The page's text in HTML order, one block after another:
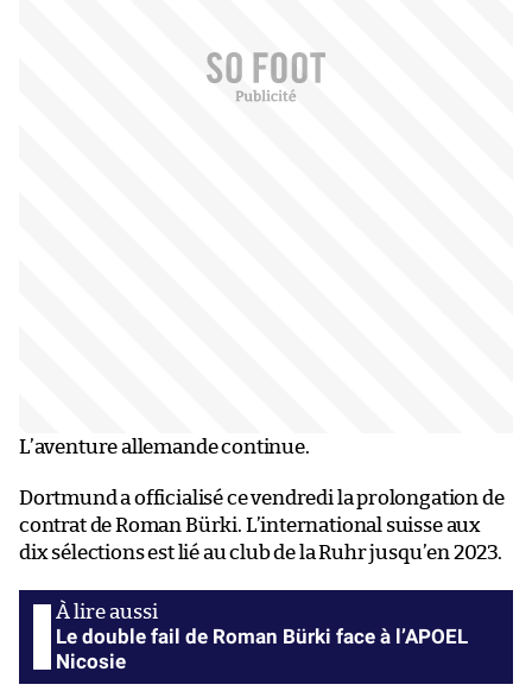
L’aventure allemande continue.
Dortmund a officialisé ce vendredi la prolongation de
contrat de Roman Bürki. L’international suisse aux
dix sélections est lié au club de la Ruhr jusqu’en 2023.
Le double fail de Roman Bürki face à l’APOEL
Nicosie